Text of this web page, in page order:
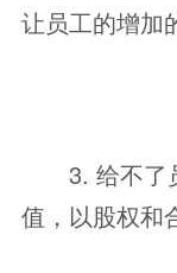
让员工的增加
3. 给不了
值，以股权和